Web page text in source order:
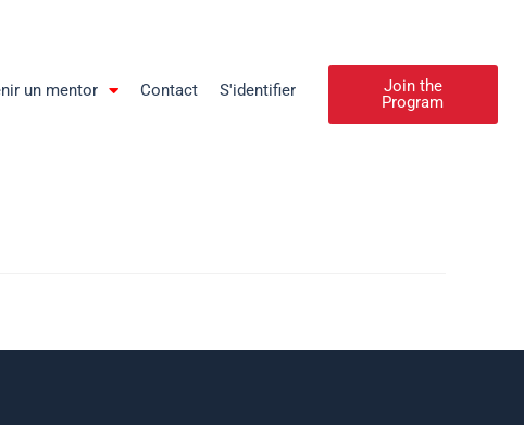
un mentor Contact S'identifier
Join the
Program